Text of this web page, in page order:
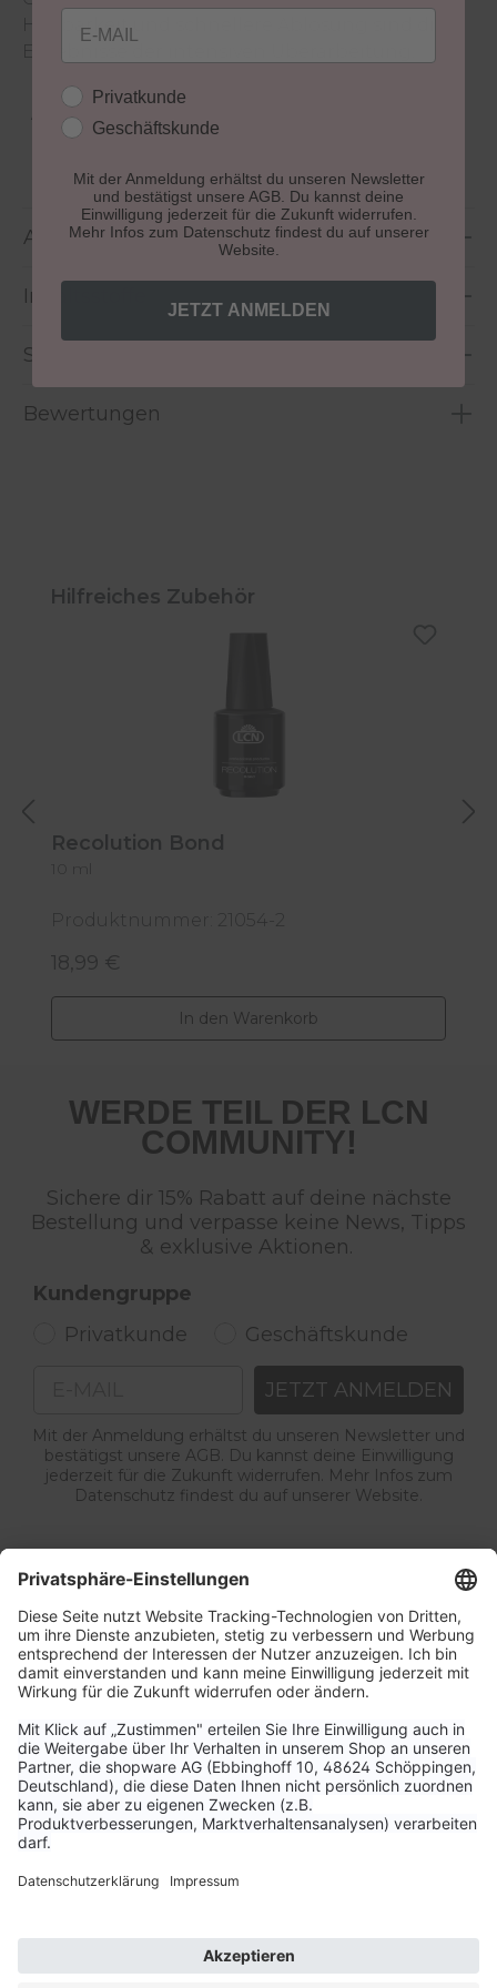
Haltbarkeit und schnellere Ablösung sind die
Ergebnisse der intensiven Überarbeitung.
Aushärtung:
Anwendung
Inhaltsstoffe
Sicherheitshinweise
Bewertungen
Produktgalerie überspringen
Hilfreiches Zubehör
Recolution Bond
Produktnummer: 21054-2
Regulärer Preis:
18,99 €
In den Warenkorb
WERDE TEIL DER LCN
COMMUNITY!
Sichere dir 15% Rabatt auf deine nächste
Bestellung und verpasse keine News, Tipps
& exklusive Aktionen.
Kundengruppe
Privatkunde
Geschäftskunde
JETZT ANMELDEN
Mit der Anmeldung erhältst du unseren Newsletter und
bestätigst unsere AGB. Du kannst deine Einwilligung
jederzeit für die Zukunft widerrufen. Mehr Infos zum
Datenschutz findest du auf unserer Website.
Unternehmen
Aktuelle Themen
Email
Kundengruppe
Privatkunde
Geschäftskunde
Mit der Anmeldung erhältst du unseren Newsletter
und bestätigst unsere AGB. Du kannst deine
Einwilligung jederzeit für die Zukunft widerrufen.
Mehr Infos zum Datenschutz findest du auf unserer
Website.
JETZT ANMELDEN